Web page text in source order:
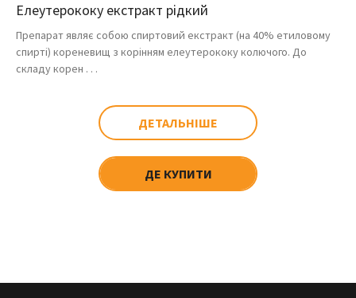
Елеутерококу екстракт рідкий
Препарат являє собою спиртовий екстракт (на 40% етиловому
спирті) кореневищ з корінням елеутерококу колючого. До
складу корен . . .
ДЕТАЛЬНІШЕ
ДЕ КУПИТИ